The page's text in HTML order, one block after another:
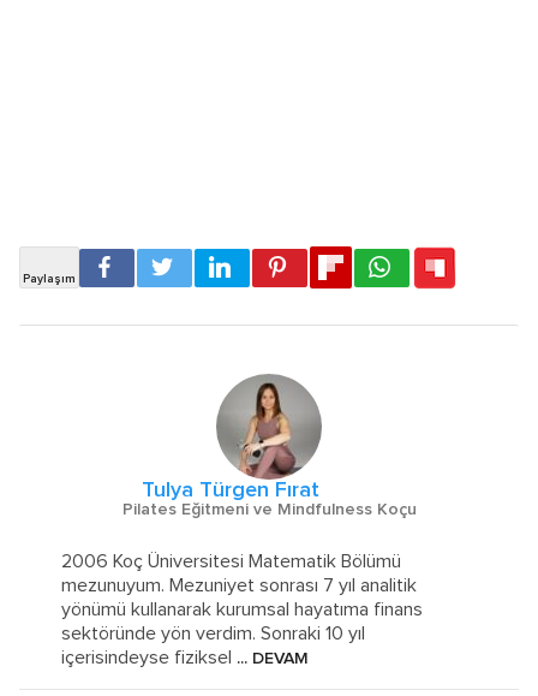
Tulya Türgen Fırat
Pilates Eğitmeni ve Mindfulness Koçu
2006 Koç Üniversitesi Matematik Bölümü
mezunuyum. Mezuniyet sonrası 7 yıl analitik
yönümü kullanarak kurumsal hayatıma finans
sektöründe yön verdim. Sonraki 10 yıl
içerisindeyse fiziksel ... DEVAM